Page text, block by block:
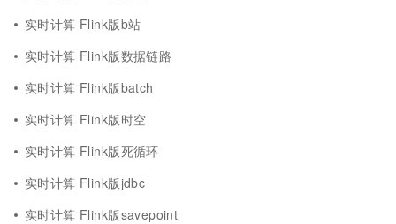
实时计算 Flink版b站
实时计算 Flink版数据链路
实时计算 Flink版batch
实时计算 Flink版时空
实时计算 Flink版死循环
实时计算 Flink版jdbc
实时计算 Flink版savepoint